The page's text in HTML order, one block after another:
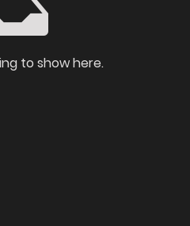
to show here.